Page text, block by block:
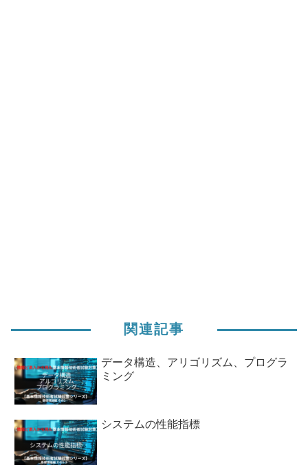
関連記事
データ構造、アリゴリズム、プログラ
ミング
システムの性能指標